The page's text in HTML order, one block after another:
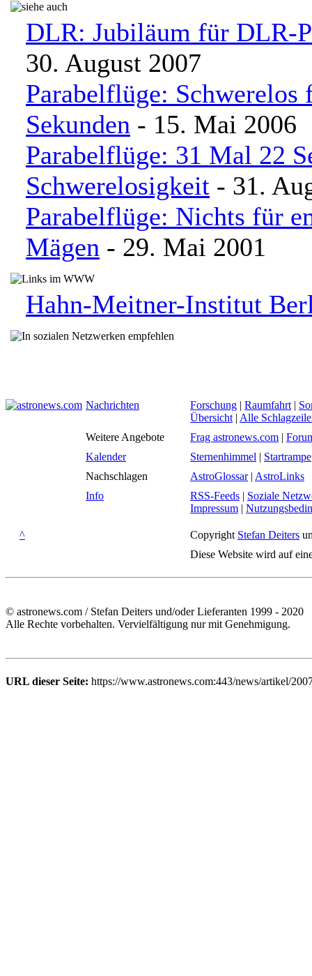
DLR: Jubiläum für DLR-
30. August 2007
Parabelflüge: Schwerelos
Sekunden - 15. Mai 2006
Parabelflüge: 31 Mal 22
Schwerelosigkeit - 31.
Parabelflüge: Nichts für
Mägen - 29. Mai 2001
Hahn-Meitner-Institut
Nachrichten Forschung | Raumfahrt |
Übersicht | Alle
Weitere Angebote
Frag astronews.com |
Kalender
Sternenhimmel | Startrampe
Nachschlagen
AstroGlossar| AstroLinks
Info
RSS-Feeds | Soziale
Impressum |
^ Copyright Stefan Deiters
Diese Website wird auf
© astronews.com / Stefan Deiters und/oder Lieferanten 1999 - 2020
Alle Rechte vorbehalten. Vervielfältigung nur mit Genehmigung.
URL dieser Seite: https://www.astronews.com:443/news/artikel/